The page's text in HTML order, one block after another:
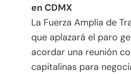
en CDMX
La Fuerza Amplia de
que aplazará el paro
acordar una reunión
capitalinas para